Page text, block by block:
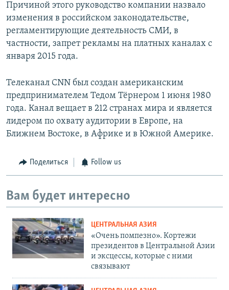
Причиной этого руководство компании назвало
изменения в российском законодательстве,
регламентирующие деятельность СМИ, в
частности, запрет рекламы на платных каналах с
января 2015 года.
Телеканал CNN был создан американским
предпринимателем Тедом Тёрнером 1 июня 1980
года. Канал вещает в 212 странах мира и является
лидером по охвату аудитории в Европе, на
Ближнем Востоке, в Африке и в Южной Америке.
Поделиться Follow us
Вам будет интересно
ЦЕНТРАЛЬНАЯ АЗИЯ
«Очень помпезно». Кортежи
президентов в Центральной Азии
и эксцессы, которые с ними
связывают